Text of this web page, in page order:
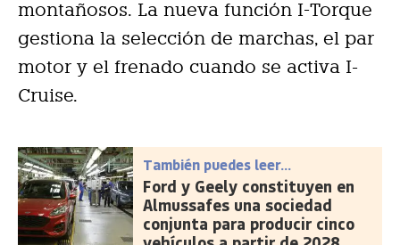
montañosos. La nueva función I-Torque
gestiona la selección de marchas, el par
motor y el frenado cuando se activa I-
Cruise.
También puedes leer...
Ford y Geely constituyen en
Almussafes una sociedad
conjunta para producir cinco